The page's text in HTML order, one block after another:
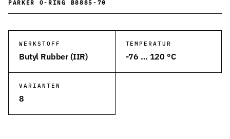
Dichtungen für höchste Ansprüche in Hydraulik und Pneumatik
Kolbendichtungen
O-Ringe
PARKER O-RING B8885-70
WERKSTOFF
Butyl Rubber (IIR)
TEMPERATUR
-76 … 120 °C
VARIANTEN
8